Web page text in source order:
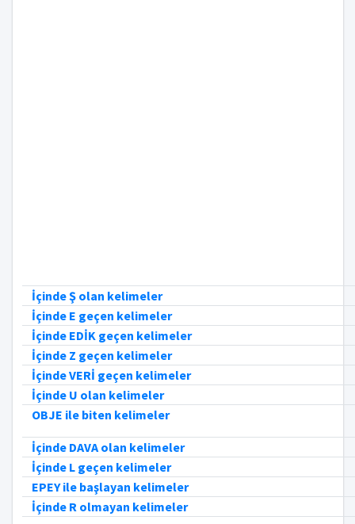
İçinde Ş olan kelimeler
İçinde E geçen kelimeler
İçinde EDİK geçen kelimeler
İçinde Z geçen kelimeler
İçinde VERİ geçen kelimeler
İçinde U olan kelimeler
OBJE ile biten kelimeler
İçinde DAVA olan kelimeler
İçinde L geçen kelimeler
EPEY ile başlayan kelimeler
İçinde R olmayan kelimeler